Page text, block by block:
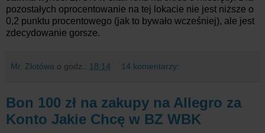
pozostałych oprocentowanie na tej lokacie nie jest niższe o
0,2 punktu procentowego (jak to bywało wcześniej), ale jest
zdecydowanie gorsze.
Mr. Złotówa o godz.: 18:14 14 komentarzy:
Bon 100 zł na zakupy na Allegro za
Konto Jakie Chcę w BZ WBK